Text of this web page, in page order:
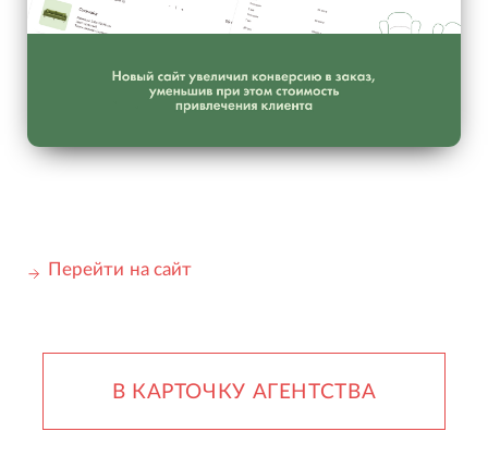
Перейти на сайт
В КАРТОЧКУ АГЕНТСТВА